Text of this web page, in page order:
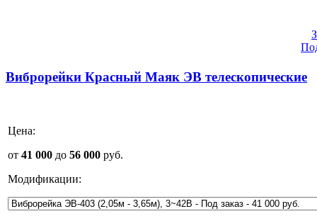
Виброрейки Красный Маяк ЭВ телескопические
Цена:
от 41 000 до 56 000 руб.
Модификации: